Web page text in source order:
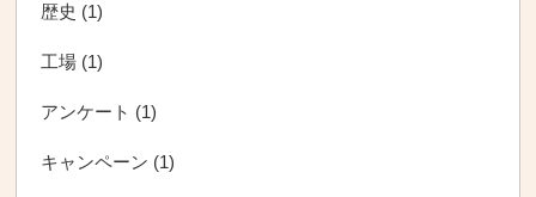
歴史 (1)
工場 (1)
アンケート (1)
キャンペーン (1)